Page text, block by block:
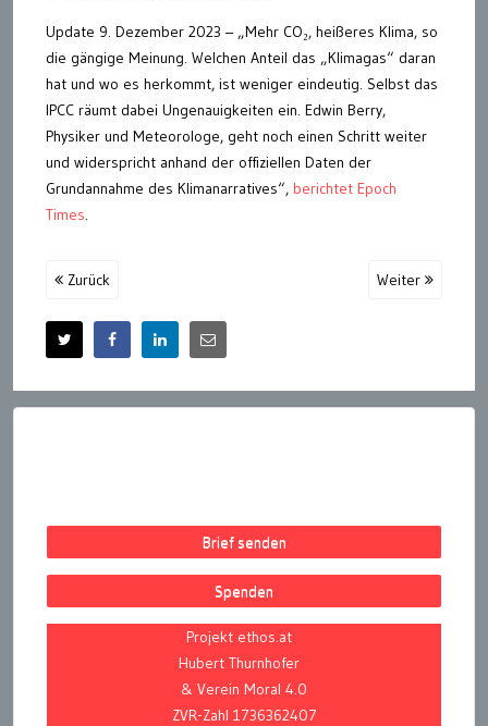
Update 9. Dezember 2023 – „Mehr CO₂, heißeres Klima, so
die gängige Meinung. Welchen Anteil das „Klimagas“ daran
hat und wo es herkommt, ist weniger eindeutig. Selbst das
IPCC räumt dabei Ungenauigkeiten ein. Edwin Berry,
Physiker und Meteorologe, geht noch einen Schritt weiter
und widerspricht anhand der offiziellen Daten der
Grundannahme des Klimanarratives“, berichtet Epoch
Times.
Zurück Weiter
Brief senden
Spenden
Projekt ethos.at
Hubert Thurnhofer
& Verein Moral 4.0
ZVR-Zahl 1736362407